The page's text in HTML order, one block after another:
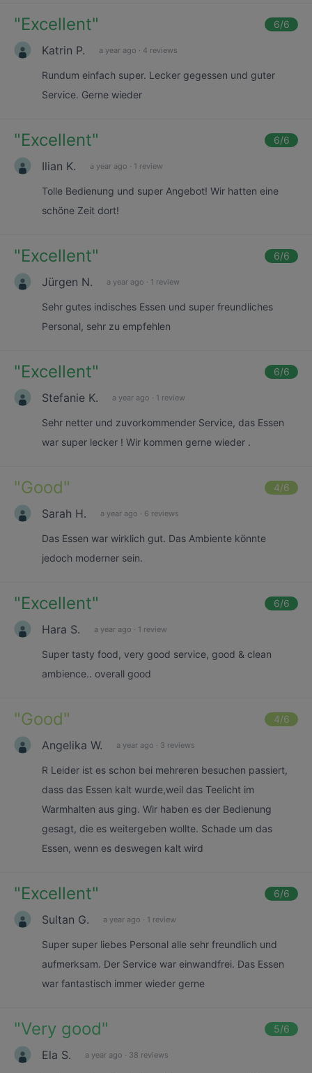
"Excellent" 6/6
Katrin P. a year ago · 4 reviews
Rundum einfach super. Lecker gegessen und guter
Service. Gerne wieder
"Excellent" 6/6
Ilian K. a year ago · 1 review
Tolle Bedienung und super Angebot! Wir hatten eine
schöne Zeit dort!
"Excellent" 6/6
Jürgen N. a year ago · 1 review
Sehr gutes indisches Essen und super freundliches
Personal, sehr zu empfehlen
"Excellent" 6/6
Stefanie K. a year ago · 1 review
Sehr netter und zuvorkommender Service, das Essen
war super lecker ! Wir kommen gerne wieder .
"Good" 4/6
Sarah H. a year ago · 6 reviews
Das Essen war wirklich gut. Das Ambiente könnte
jedoch moderner sein.
"Excellent" 6/6
Hara S. a year ago · 1 review
Super tasty food, very good service, good & clean
ambience.. overall good
"Good" 4/6
Angelika W. a year ago · 3 reviews
R Leider ist es schon bei mehreren besuchen passiert,
dass das Essen kalt wurde,weil das Teelicht im
Warmhalten aus ging. Wir haben es der Bedienung
gesagt, die es weitergeben wollte. Schade um das
Essen, wenn es deswegen kalt wird
"Excellent" 6/6
Sultan G. a year ago · 1 review
Super super liebes Personal alle sehr freundlich und
aufmerksam. Der Service war einwandfrei. Das Essen
war fantastisch immer wieder gerne
"Very good" 5/6
Ela S. a year ago · 38 reviews